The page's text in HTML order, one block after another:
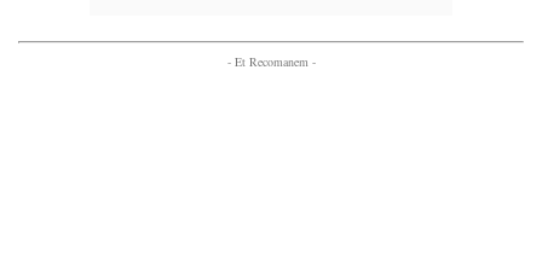
- Et Recomanem -